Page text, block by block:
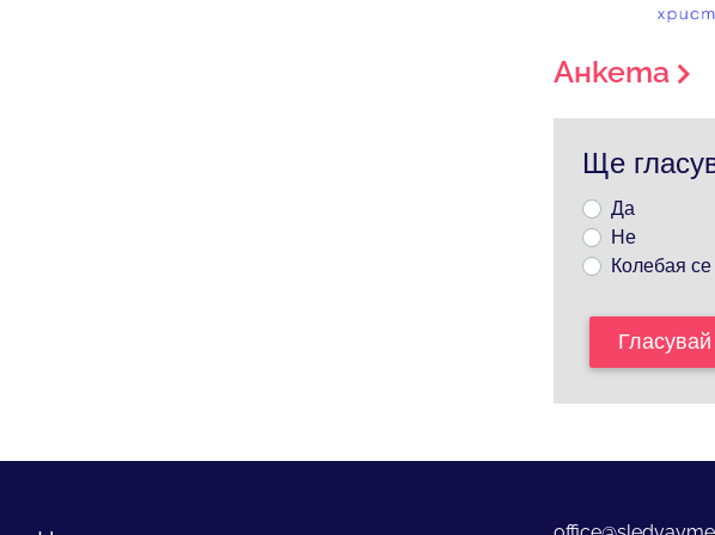
Анкета
Ще
Да
Не
Колебая се
Гласувай